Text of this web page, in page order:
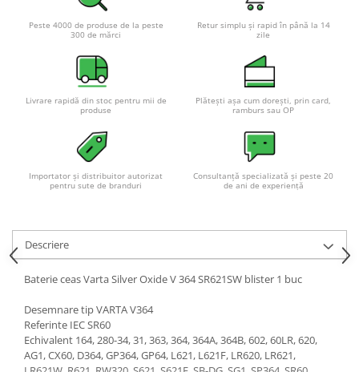
Statii de incarcare
Cabluri de incarcare vehicule
Prize de incarcare vehicule
Turbine eoliene pentru casă
Acumulatori VRLA AGM/GEL /
6-12 V
Baterii si acumulatori AGM VRLA
de 6-12 V
GEL
AGM
Li-Ion
Peste 4000 de produse de la peste
300 de mărci
Retur simplu și rapid în până la 14
zile
Livrare rapidă din stoc pentru mii de
produse
Plătești așa cum dorești, prin card,
ramburs sau OP
Importator și distribuitor autorizat
pentru sute de branduri
Consultanță specializată și peste 20
de ani de experiență
Descriere
Baterie ceas Varta Silver Oxide V 364 SR621SW blister 1 buc
Desemnare tip VARTA V364
Referinte IEC SR60
Echivalent 164, 280-34, 31, 363, 364, 364A, 364B, 602, 60LR, 620,
AG1, CX60, D364, GP364, GP64, L621, L621F, LR620, LR621,